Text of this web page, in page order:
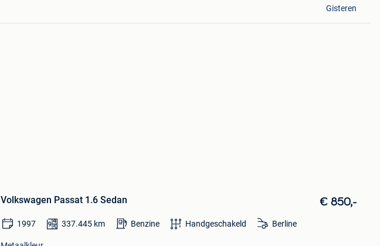
Gisteren
Volkswagen Passat 1.6 Sedan € 850,-
1997 337.445 km Benzine Handgeschakeld Berline